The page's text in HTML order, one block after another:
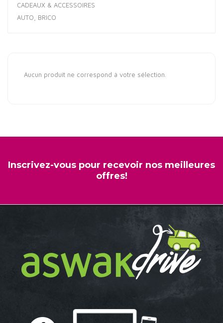
CADEAUX & ACCESSOIRES
AUTO, BRICO
Aucun produit ne correspond à votre sélection.
Inscrivez-vous pour recevoir nos meilleures
offres!